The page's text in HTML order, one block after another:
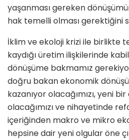
yaşanması gereken
hak temelli olması gerektiğini
İklim ve ekoloji krizi ile birlikte
kaydığı üretim ilişkilerinde
dönüşüme bakmamız
doğru bakan ekonomik
kazanıyor olacağımızı, yeni
olacağımızı ve nihayetinde
içeriğinden makro ve mikro
hepsine dair yeni olgular öne